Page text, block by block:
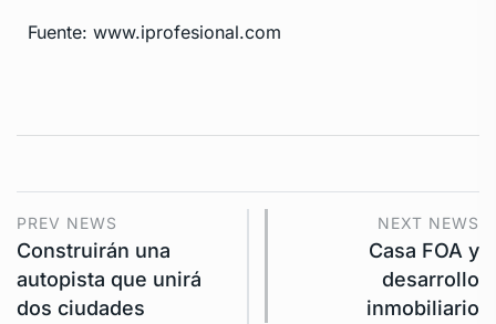
Fuente: www.iprofesional.com
PREV NEWS
Construirán una
autopista que unirá
dos ciudades
NEXT NEWS
Casa FOA y
desarrollo
inmobiliario